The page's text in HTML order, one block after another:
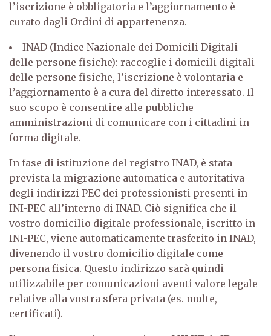
l’iscrizione è obbligatoria e l’aggiornamento è
curato dagli Ordini di appartenenza.
INAD (Indice Nazionale dei Domicili Digitali
delle persone fisiche): raccoglie i domicili digitali
delle persone fisiche, l’iscrizione è volontaria e
l’aggiornamento è a cura del diretto interessato. Il
suo scopo è consentire alle pubbliche
amministrazioni di comunicare con i cittadini in
forma digitale.
In fase di istituzione del registro INAD, è stata
prevista la migrazione automatica e autoritativa
degli indirizzi PEC dei professionisti presenti in
INI-PEC all’interno di INAD. Ciò significa che il
vostro domicilio digitale professionale, iscritto in
INI-PEC, viene automaticamente trasferito in INAD,
divenendo il vostro domicilio digitale come
persona fisica. Questo indirizzo sarà quindi
utilizzabile per comunicazioni aventi valore legale
relative alla vostra sfera privata (es. multe,
certificati).